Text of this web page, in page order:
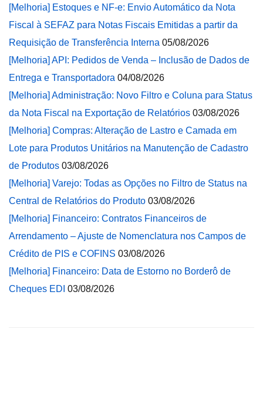
[Melhoria] Estoques e NF-e: Envio Automático da Nota
Fiscal à SEFAZ para Notas Fiscais Emitidas a partir da
Requisição de Transferência Interna 05/08/2026
[Melhoria] API: Pedidos de Venda – Inclusão de Dados de
Entrega e Transportadora 04/08/2026
[Melhoria] Administração: Novo Filtro e Coluna para Status
da Nota Fiscal na Exportação de Relatórios 03/08/2026
[Melhoria] Compras: Alteração de Lastro e Camada em
Lote para Produtos Unitários na Manutenção de Cadastro
de Produtos 03/08/2026
[Melhoria] Varejo: Todas as Opções no Filtro de Status na
Central de Relatórios do Produto 03/08/2026
[Melhoria] Financeiro: Contratos Financeiros de
Arrendamento – Ajuste de Nomenclatura nos Campos de
Crédito de PIS e COFINS 03/08/2026
[Melhoria] Financeiro: Data de Estorno no Borderô de
Cheques EDI 03/08/2026